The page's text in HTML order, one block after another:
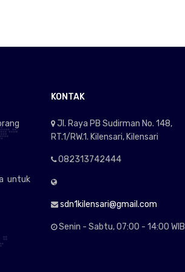
untuk
KONTAK
Jl. Raya PB Sudirman No. 148,
RT.1/RW.1. Kilensari, Kilensari
082313742444
sdn1kilensari@gmail.com
Senin - Sabtu, 07:00 - 14:00 WIB